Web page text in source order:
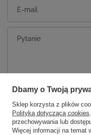
E-mail
Pytanie
Dbamy o Twoją
Sklep korzysta z plików
Polityką dotyczącą cookies
przechowywania lub
Więcej informacji na temat